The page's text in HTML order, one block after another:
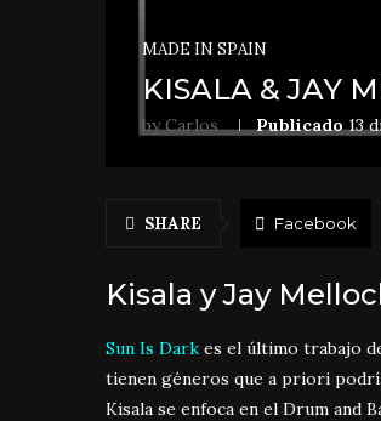
MADE IN SPAIN
KISALA & JAY
byCarlos Publicado 13
SHARE Facebook
Kisala y Jay
Sun Is Dark es el último trabajo
tienen géneros que a priori
Kisala se enfoca en el Drum and